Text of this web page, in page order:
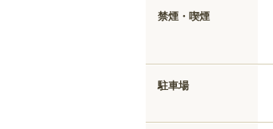
禁煙・喫煙
駐車場